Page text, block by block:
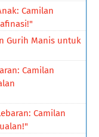
Camilan
Gurih Manis untuk
Camilan
Camilan